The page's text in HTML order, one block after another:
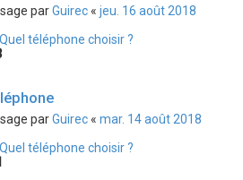
parGuirec« jeu. 16 août 2018
Quel téléphone choisir ?
parGuirec« mar. 14 août 2018
Quel téléphone choisir ?